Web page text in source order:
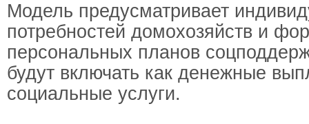
Модель предусматривает
потребностей домохозяйств и
персональных планов
будут включать как денежные
социальные услуги.